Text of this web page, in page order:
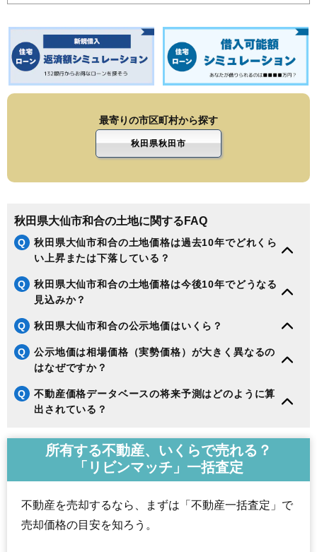
最寄りの市区町村から探す
秋田県秋田市
秋田県大仙市和合の土地に関するFAQ
Q
秋田県大仙市和合の土地価格は過去10年でどれくら
い上昇または下落している？
Q
秋田県大仙市和合の土地価格は今後10年でどうなる
見込みか？
Q 秋田県大仙市和合の公示地価はいくら？
Q
公示地価は相場価格（実勢価格）が大きく異なるの
はなぜですか？
Q
不動産価格データベースの将来予測はどのように算
出されている？
所有する不動産、いくらで売れる？
「リビンマッチ」一括査定
不動産を売却するなら、まずは「不動産一括査定」で
売却価格の目安を知ろう。